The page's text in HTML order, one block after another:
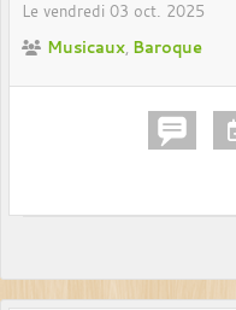
Le vendredi 03 oct. 2025
Musicaux Baroque